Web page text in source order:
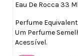
Eau De Rocca 33 Ml
Perfume
Um Perfume
Acessível.